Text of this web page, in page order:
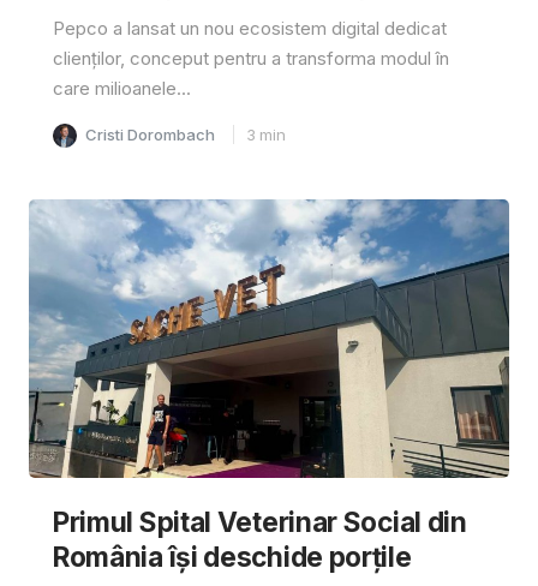
Pepco a lansat un nou ecosistem digital dedicat
clienților, conceput pentru a transforma modul în
care milioanele...
Cristi Dorombach 3 min
Primul Spital Veterinar Social din
România își deschide porțile